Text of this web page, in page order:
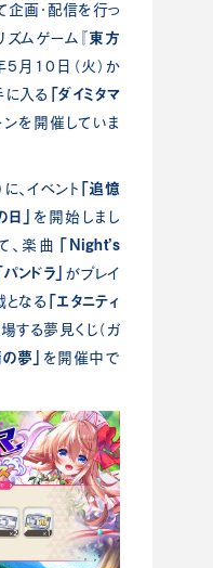
企画・配信を行っ
ズムゲーム 『東方
5月10日（火）か
に入る 「ダイミタマ
を開催していま
、イベント 「追憶
」 を開始しまし
、楽曲 「Night’s
パンドラ」 がプレイ
となる 「エタニティ
する夢見くじ（ガ
夢」 を開催中で